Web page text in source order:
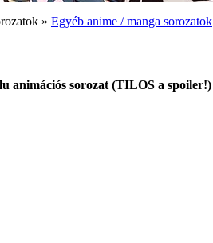
» Egyéb anime / manga sorozatok
animációs sorozat (TILOS a spoiler!)